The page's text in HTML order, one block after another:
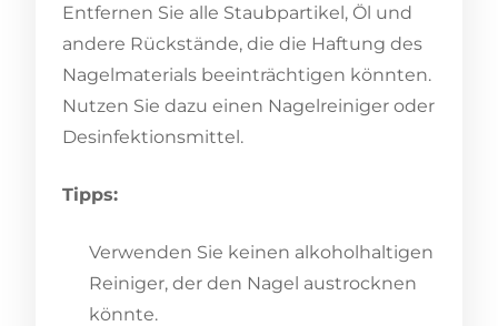
Entfernen Sie alle Staubpartikel, Öl und
andere Rückstände, die die Haftung des
Nagelmaterials beeinträchtigen könnten.
Nutzen Sie dazu einen Nagelreiniger oder
Desinfektionsmittel.
Tipps:
Verwenden Sie keinen alkoholhaltigen
Reiniger, der den Nagel austrocknen
könnte.